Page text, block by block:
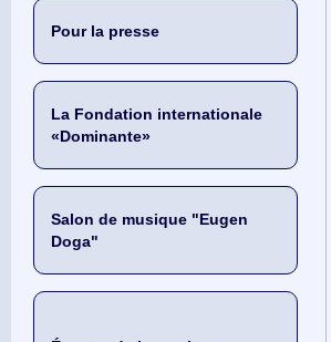
Pour la presse
La Fondation internationale
«Dominante»
Salon de musique "Eugen
Doga"